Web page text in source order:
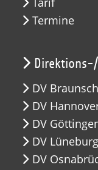
Termine
DV
DV
DV
DV Lüneburg
DV